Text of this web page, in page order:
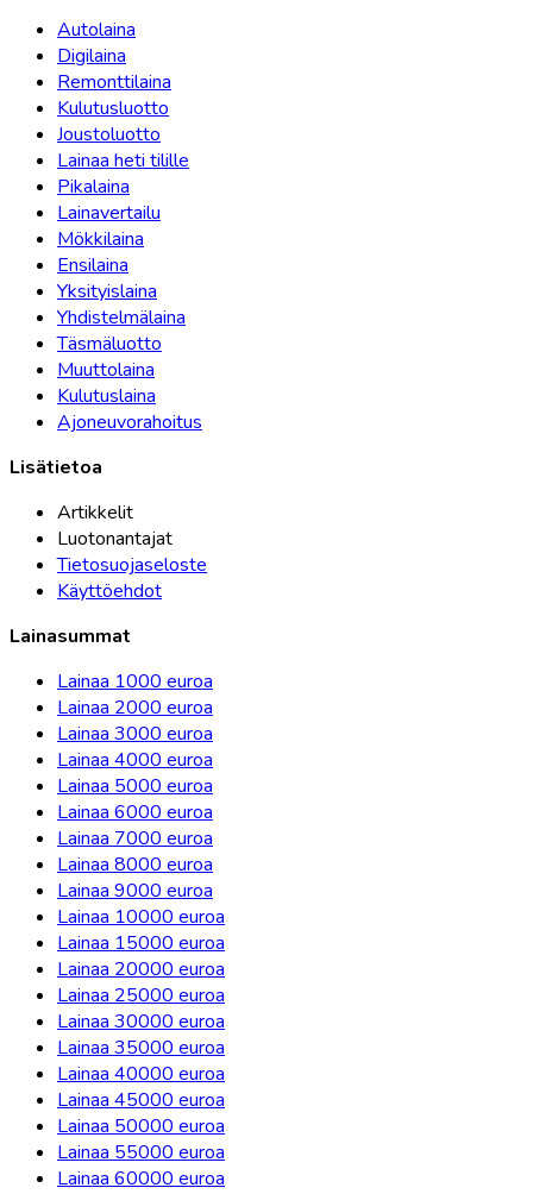
Autolaina
Digilaina
Remonttilaina
Kulutusluotto
Joustoluotto
Lainaa heti tilille
Pikalaina
Lainavertailu
Mökkilaina
Ensilaina
Yksityislaina
Yhdistelmälaina
Täsmäluotto
Muuttolaina
Kulutuslaina
Ajoneuvorahoitus
Lisätietoa
Artikkelit
Luotonantajat
Tietosuojaseloste
Käyttöehdot
Lainasummat
Lainaa 1000 euroa
Lainaa 2000 euroa
Lainaa 3000 euroa
Lainaa 4000 euroa
Lainaa 5000 euroa
Lainaa 6000 euroa
Lainaa 7000 euroa
Lainaa 8000 euroa
Lainaa 9000 euroa
Lainaa 10000 euroa
Lainaa 15000 euroa
Lainaa 20000 euroa
Lainaa 25000 euroa
Lainaa 30000 euroa
Lainaa 35000 euroa
Lainaa 40000 euroa
Lainaa 45000 euroa
Lainaa 50000 euroa
Lainaa 55000 euroa
Lainaa 60000 euroa